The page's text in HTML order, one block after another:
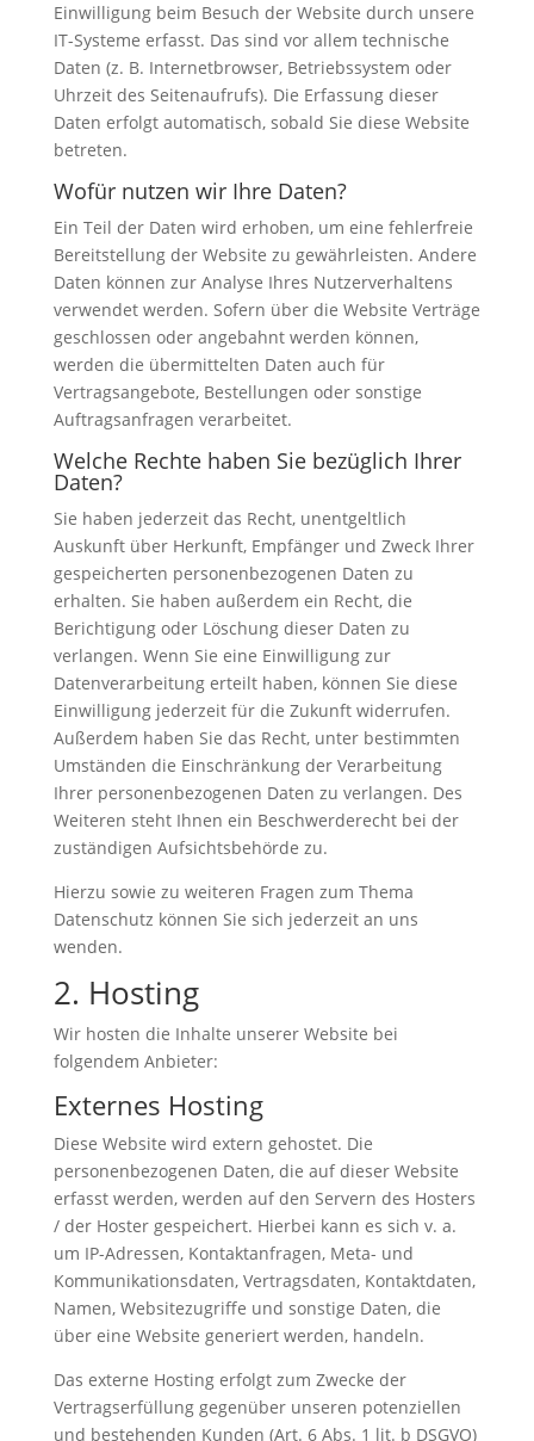
Einwilligung beim Besuch der Website durch unsere
IT-Systeme erfasst. Das sind vor allem technische
Daten (z. B. Internetbrowser, Betriebssystem oder
Uhrzeit des Seitenaufrufs). Die Erfassung dieser
Daten erfolgt automatisch, sobald Sie diese Website
betreten.
Wofür nutzen wir Ihre Daten?
Ein Teil der Daten wird erhoben, um eine fehlerfreie
Bereitstellung der Website zu gewährleisten. Andere
Daten können zur Analyse Ihres Nutzerverhaltens
verwendet werden. Sofern über die Website Verträge
geschlossen oder angebahnt werden können,
werden die übermittelten Daten auch für
Vertragsangebote, Bestellungen oder sonstige
Auftragsanfragen verarbeitet.
Welche Rechte haben Sie bezüglich Ihrer
Daten?
Sie haben jederzeit das Recht, unentgeltlich
Auskunft über Herkunft, Empfänger und Zweck Ihrer
gespeicherten personenbezogenen Daten zu
erhalten. Sie haben außerdem ein Recht, die
Berichtigung oder Löschung dieser Daten zu
verlangen. Wenn Sie eine Einwilligung zur
Datenverarbeitung erteilt haben, können Sie diese
Einwilligung jederzeit für die Zukunft widerrufen.
Außerdem haben Sie das Recht, unter bestimmten
Umständen die Einschränkung der Verarbeitung
Ihrer personenbezogenen Daten zu verlangen. Des
Weiteren steht Ihnen ein Beschwerderecht bei der
zuständigen Aufsichtsbehörde zu.
Hierzu sowie zu weiteren Fragen zum Thema
Datenschutz können Sie sich jederzeit an uns
wenden.
2. Hosting
Wir hosten die Inhalte unserer Website bei
folgendem Anbieter:
Externes Hosting
Diese Website wird extern gehostet. Die
personenbezogenen Daten, die auf dieser Website
erfasst werden, werden auf den Servern des Hosters
/ der Hoster gespeichert. Hierbei kann es sich v. a.
um IP-Adressen, Kontaktanfragen, Meta- und
Kommunikationsdaten, Vertragsdaten, Kontaktdaten,
Namen, Websitezugriffe und sonstige Daten, die
über eine Website generiert werden, handeln.
Das externe Hosting erfolgt zum Zwecke der
Vertragserfüllung gegenüber unseren potenziellen
und bestehenden Kunden (Art. 6 Abs. 1 lit. b DSGVO)